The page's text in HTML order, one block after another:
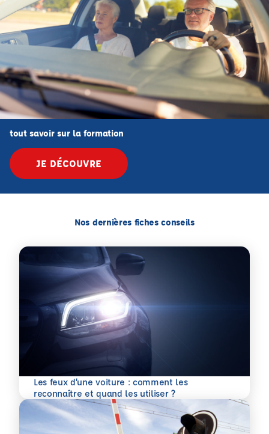
tout savoir sur la formation
JE DÉCOUVRE
Nos dernières fiches conseils
Les feux d’une voiture : comment les
reconnaître et quand les utiliser ?
En savoir plus